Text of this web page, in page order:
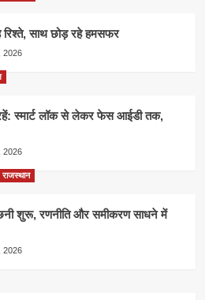
रिश्ते, साथ छोड़ रहे हमसफर
2026
स्मार्ट लॉक से लेकर फेस आईडी तक,
2026
राजस्थान
शुरू, रणनीति और समीकरण साधने में
2026